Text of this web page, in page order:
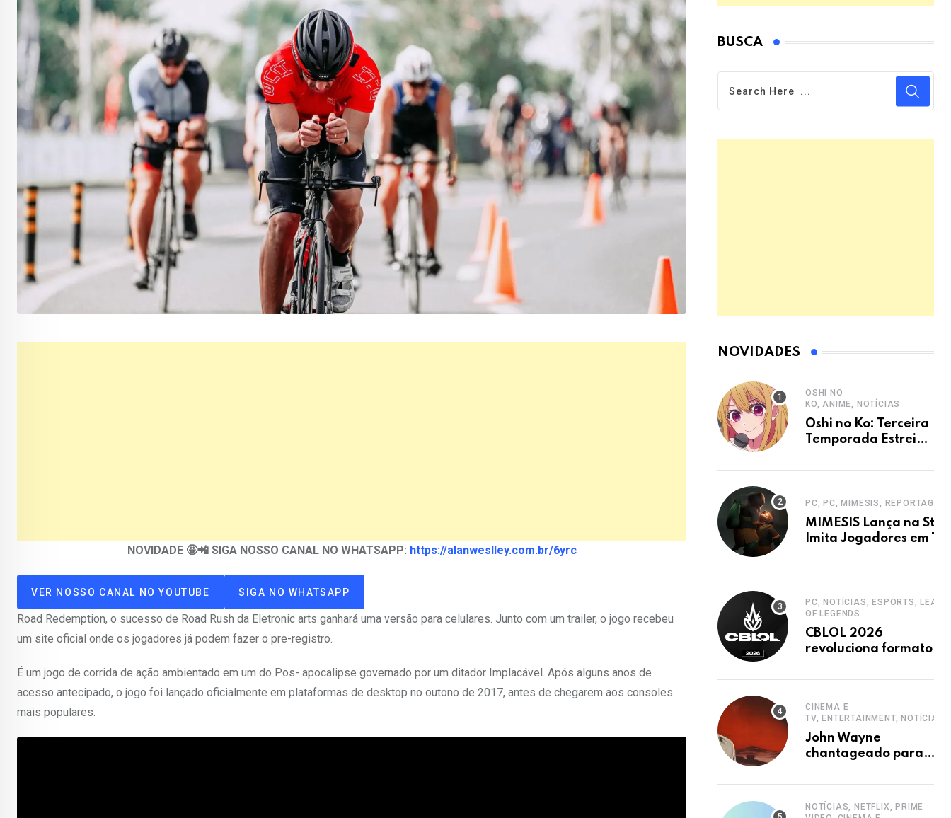
NOVIDADE 🤩📲 SIGA NOSSO CANAL NO WHATSAPP: https://alanweslley.com.br/6yrc
VER NOSSO CANAL NO YOUTUBE SIGA NO WHATSAPP
Road Redemption, o sucesso de Road Rush da Eletronic arts ganhará uma versão para celulares. Junto com um trailer, o jogo recebeu
um site oficial onde os jogadores já podem fazer o pre-registro.
É um jogo de corrida de ação ambientado em um do Pos- apocalipse governado por um ditador Implacável. Após alguns anos de
acesso antecipado, o jogo foi lançado oficialmente em plataformas de desktop no outono de 2017, antes de chegarem aos consoles
mais populares.
BUSCA
NOVIDADES
OSHI NO
KO, ANIME, NOTÍCIAS
Oshi no Ko: Terceira
Temporada Estreia
PC, PC, MIMESIS,
MIMESIS Lança na
Imita Jogadores em
PC, NOTÍCIAS, ESPORTS,
OF LEGENDS
CBLOL 2026
revoluciona formato
retorno de tinowns
CINEMA E
TV, ENTERTAINMENT, NOTÍCIAS
John Wayne
chantageado para
clássico de John Ford
NOTÍCIAS, NETFLIX, PRIME